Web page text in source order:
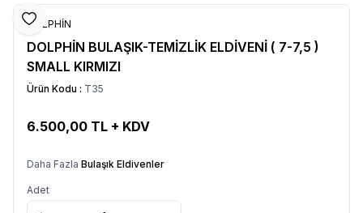
Favoriye Ekle
DOLPHİN
DOLPHİN BULAŞIK-TEMİZLİK ELDİVENİ ( 7-7,5 )
SMALL KIRMIZI
Ürün Kodu : T35
6.500,00 TL + KDV
Daha Fazla Bulaşık Eldivenler
Adet